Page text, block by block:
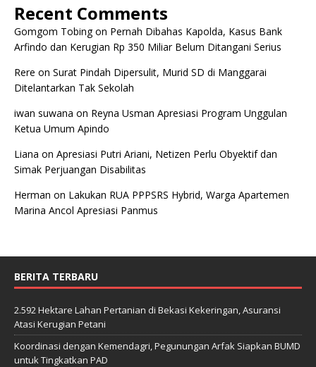
Recent Comments
Gomgom Tobingon Pernah Dibahas Kapolda, Kasus Bank
Arfindo dan Kerugian Rp 350 Miliar Belum Ditangani Serius
Rere on Surat Pindah Dipersulit, Murid SD di Manggarai
Ditelantarkan Tak Sekolah
iwan suwana on Reyna Usman Apresiasi Program Unggulan
Ketua Umum Apindo
Liana on Apresiasi Putri Ariani, Netizen Perlu Obyektif dan
Simak Perjuangan Disabilitas
Herman on Lakukan RUA PPPSRS Hybrid, Warga Apartemen
Marina Ancol Apresiasi Panmus
BERITA TERBARU
2.592 Hektare Lahan Pertanian di Bekasi Kekeringan, Asuransi
Atasi Kerugian Petani
Koordinasi dengan Kemendagri, Pegunungan Arfak Siapkan BUMD
untuk Tingkatkan PAD